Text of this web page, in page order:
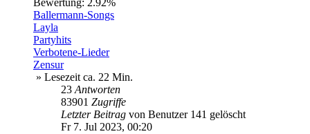
Bewertung: 2.92%
Ballermann-Songs
Layla
Partyhits
Verbotene-Lieder
Zensur
» Lesezeit ca. 22 Min.
23Antworten
83901 Zugriffe
Letzter Beitrag von Benutzer 141 gelöscht
Fr 7. Jul 2023, 00:20